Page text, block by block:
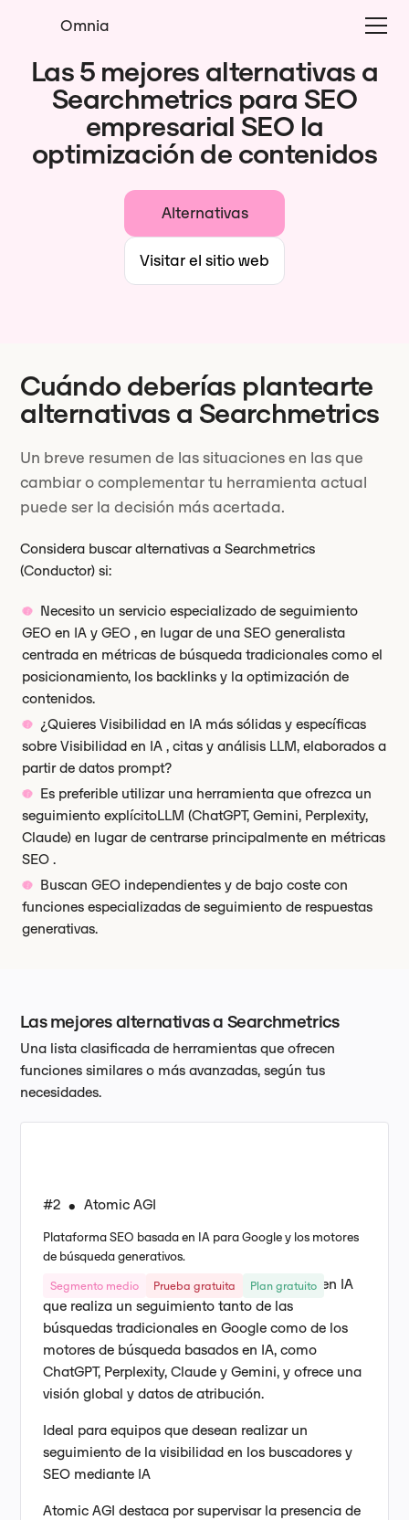
Omnia
Las 5 mejores alternativas a
Searchmetrics para SEO
empresarial SEO la
optimización de contenidos
Alternativas
Visitar el sitio web
Cuándo deberías plantearte
alternativas a Searchmetrics
Un breve resumen de las situaciones en las que
cambiar o complementar tu herramienta actual
puede ser la decisión más acertada.
Considera buscar alternativas a Searchmetrics
(Conductor) si:
Necesito un servicio especializado de seguimiento
GEO en IA y GEO , en lugar de una SEO generalista
centrada en métricas de búsqueda tradicionales como el
posicionamiento, los backlinks y la optimización de
contenidos.
¿Quieres Visibilidad en IA más sólidas y específicas
sobre Visibilidad en IA , citas y análisis LLM, elaborados a
partir de datos prompt?
Es preferible utilizar una herramienta que ofrezca un
seguimiento explícitoLLM (ChatGPT, Gemini, Perplexity,
Claude) en lugar de centrarse principalmente en métricas
SEO .
Buscan GEO independientes y de bajo coste con
funciones especializadas de seguimiento de respuestas
generativas.
Las mejores alternativas a Searchmetrics
Una lista clasificada de herramientas que ofrecen
funciones similares o más avanzadas, según tus
necesidades.
#2 • Atomic AGI
Plataforma SEO basada en IA para Google y los motores
de búsqueda generativos.
Segmento medio Prueba gratuita Plan gratuito
Atomic AGI es una plataforma SEO basada en IA
que realiza un seguimiento tanto de las
búsquedas tradicionales en Google como de los
motores de búsqueda basados en IA, como
ChatGPT, Perplexity, Claude y Gemini, y ofrece una
visión global y datos de atribución.
Ideal para equipos que desean realizar un
seguimiento de la visibilidad en los buscadores y
SEO mediante IA
Atomic AGI destaca por supervisar la presencia de